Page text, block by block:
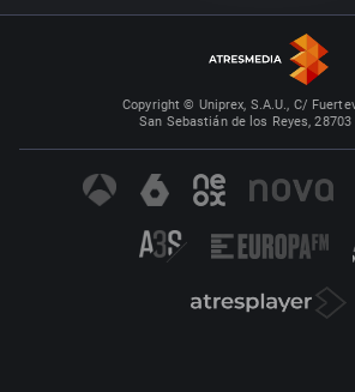
Copyright © Uniprex, S.A.U., C/
San Sebastián de los Reyes,